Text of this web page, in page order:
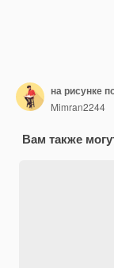
на рисунке
Mimran2244
Вам также